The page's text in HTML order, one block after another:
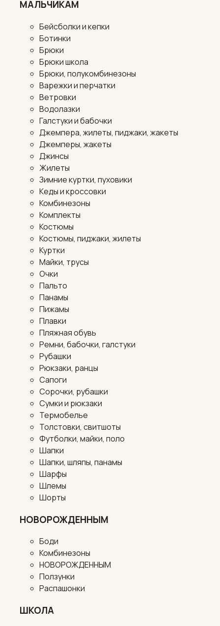
МАЛЬЧИКАМ
Бейсболки и кепки
Ботинки
Брюки
Брюки школа
Брюки, полукомбинезоны
Варежки и перчатки
Ветровки
Водолазки
Галстуки и бабочки
Джемпера, жилеты, пиджаки, жакеты
Джемперы, жакеты
Джинсы
Жилеты
Зимние куртки, пуховики
Кеды и кроссовки
Комбинезоны
Комплекты
Костюмы
Костюмы, пиджаки, жилеты
Куртки
Майки, трусы
Очки
Пальто
Панамы
Пижамы
Плавки
Пляжная обувь
Ремни, бабочки, галстуки
Рубашки
Рюкзаки, ранцы
Сапоги
Сорочки, рубашки
Сумки и рюкзаки
Термобелье
Толстовки, свитшоты
Футболки, майки, поло
Шапки
Шапки, шляпы, панамы
Шарфы
Шлемы
Шорты
НОВОРОЖДЕННЫМ
Боди
Комбинезоны
НОВОРОЖДЕННЫМ
Ползунки
Распашонки
ШКОЛА